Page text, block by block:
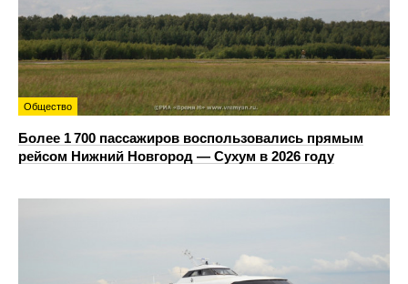
Общество
Более 1 700 пассажиров воспользовались прямым
рейсом Нижний Новгород — Сухум в 2026 году